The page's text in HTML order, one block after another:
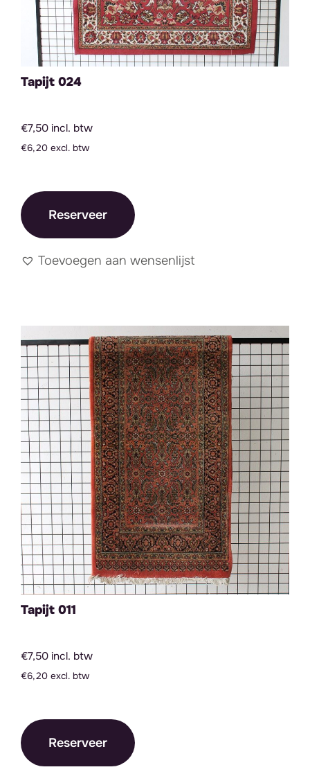
Tapijt 024
€7,50 incl. btw
€6,20 excl. btw
Reserveer
Toevoegen aan wensenlijst
Tapijt 011
€7,50 incl. btw
€6,20 excl. btw
Reserveer